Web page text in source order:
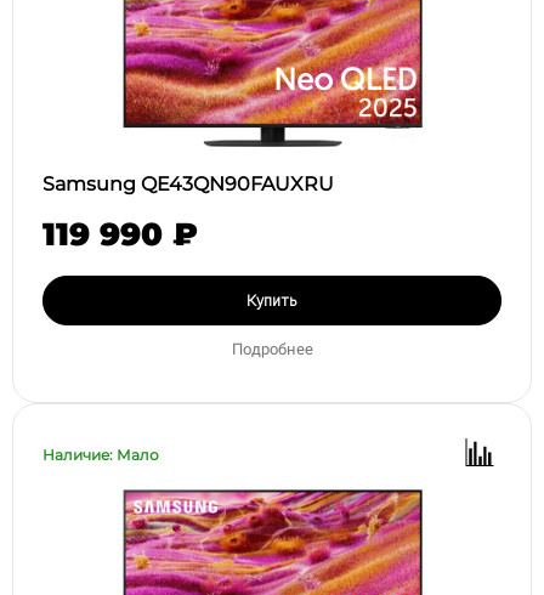
Samsung QE43QN90FAUXRU
119 990 ₽
Купить
Подробнее
Наличие: Мало